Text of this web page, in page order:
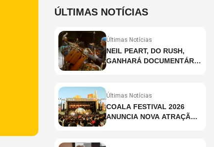
ÚLTIMAS NOTÍCIAS
Últimas Notícias
NEIL PEART, DO RUSH,
GANHARÁ DOCUMENTÁRIO
SMITH, STEWART
CAREY
Últimas Notícias
COALA FESTIVAL 2026
ANUNCIA NOVA ATRAÇÃO;